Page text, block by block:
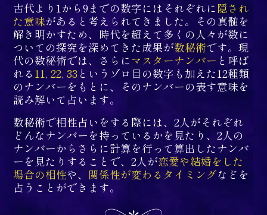
古代より1から9までの数字にはそれぞれに隠され
た意味があると考えられてきました。その真髄を
解き明かすため、時代を超えて多くの人々が数に
ついての探究を深めてきた成果が数秘術です。現
代の数秘術では、さらにマスターナンバー と呼ば
れる 11,22,33 というゾロ目の数字も加えた12種類
のナンバーをもとに、そのナンバーの表す意味を
読み解いて占います。
数秘術で相性占いをする際には、2人がそれぞれ
どんなナンバーを持っているかを見たり、2人の
ナンバーからさらに計算を行って算出したナンバ
ーを見たりすることで、2人が恋愛や結婚をした
場合の相性や、 関係性が変わるタイミングなどを
占うことができます。